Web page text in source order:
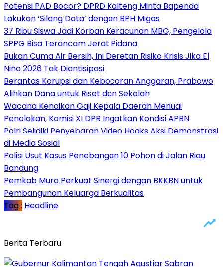
Potensi PAD Bocor? DPRD Kalteng Minta Bapenda
Lakukan ‘Silang Data’ dengan BPH Migas
37 Ribu Siswa Jadi Korban Keracunan MBG, Pengelola
SPPG Bisa Terancam Jerat Pidana
Bukan Cuma Air Bersih, Ini Deretan Risiko Krisis Jika El
Niño 2026 Tak Diantisipasi
Berantas Korupsi dan Kebocoran Anggaran, Prabowo
Alihkan Dana untuk Riset dan Sekolah
Wacana Kenaikan Gaji Kepala Daerah Menuai
Penolakan, Komisi XI DPR Ingatkan Kondisi APBN
Polri Selidiki Penyebaran Video Hoaks Aksi Demonstrasi
di Media Sosial
Polisi Usut Kasus Penebangan 10 Pohon di Jalan Riau
Bandung
Pemkab Mura Perkuat Sinergi dengan BKKBN untuk
Pembangunan Keluarga Berkualitas
Tag : Headline
Berita Terbaru